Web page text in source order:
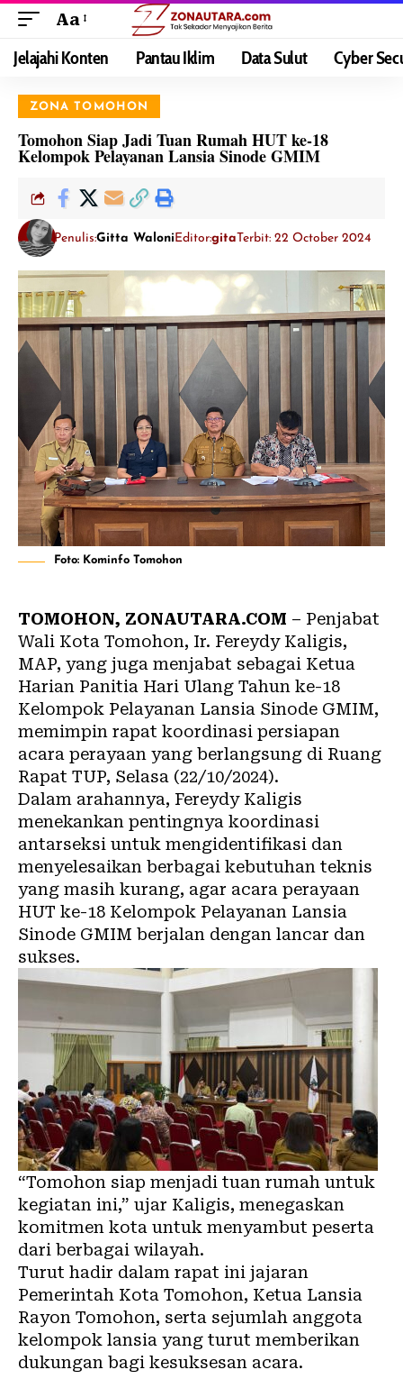
Aa
Jelajahi Konten Pantau Iklim Data Sulut Cyber
ZONA TOMOHON
Tomohon Siap Jadi Tuan Rumah HUT ke-18
Kelompok Pelayanan Lansia Sinode GMIM
Penulis:Gitta Waloni Editor:gitaTerbit: 22 October 2024
Foto: Kominfo Tomohon
TOMOHON, ZONAUTARA.COM – Penjabat
Wali Kota Tomohon, Ir. Fereydy Kaligis,
MAP, yang juga menjabat sebagai Ketua
Harian Panitia Hari Ulang Tahun ke-18
Kelompok Pelayanan Lansia Sinode GMIM,
memimpin rapat koordinasi persiapan
acara perayaan yang berlangsung di Ruang
Rapat TUP, Selasa (22/10/2024).
Dalam arahannya, Fereydy Kaligis
menekankan pentingnya koordinasi
antarseksi untuk mengidentifikasi dan
menyelesaikan berbagai kebutuhan teknis
yang masih kurang, agar acara perayaan
HUT ke-18 Kelompok Pelayanan Lansia
Sinode GMIM berjalan dengan lancar dan
sukses.
“Tomohon siap menjadi tuan rumah untuk
kegiatan ini,” ujar Kaligis, menegaskan
komitmen kota untuk menyambut peserta
dari berbagai wilayah.
Turut hadir dalam rapat ini jajaran
Pemerintah Kota Tomohon, Ketua Lansia
Rayon Tomohon, serta sejumlah anggota
kelompok lansia yang turut memberikan
dukungan bagi kesuksesan acara.